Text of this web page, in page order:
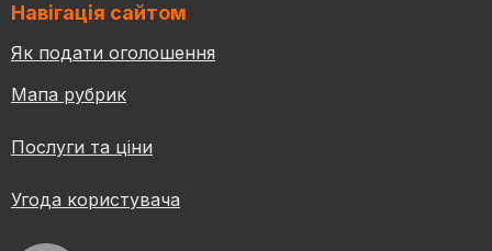
Навігація сайтом
Як подати оголошення
Мапа рубрик
Послуги та ціни
Угода користувача